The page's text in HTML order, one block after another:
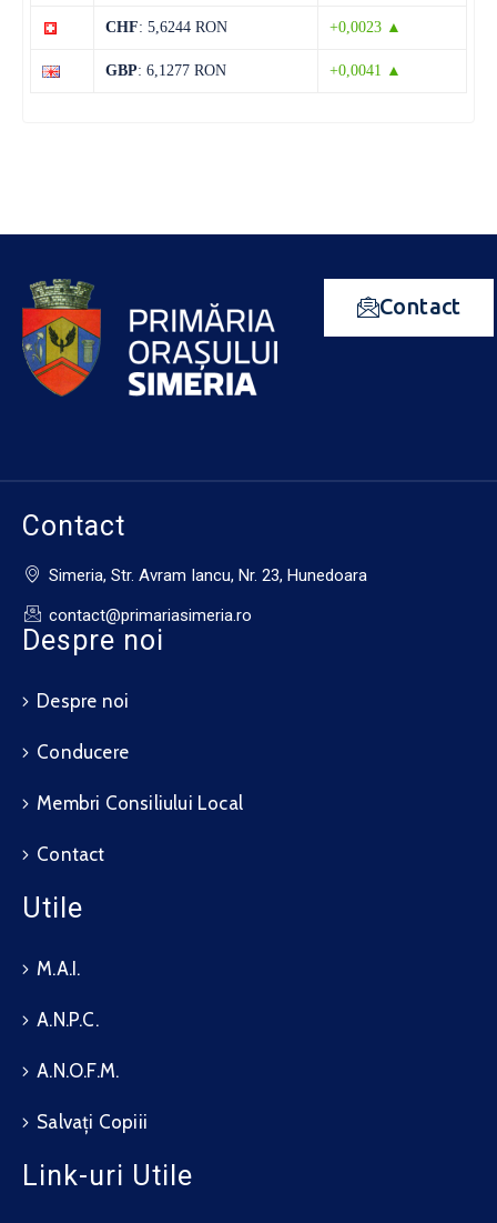
CHF: 5,6244 RON +0,0023 ▲
GBP: 6,1277 RON +0,0041 ▲
Contact
Contact
Simeria, Str. Avram Iancu, Nr. 23, Hunedoara
contact@primariasimeria.ro
Despre noi
Despre noi
Conducere
Membri Consiliului Local
Contact
Utile
M.A.I.
A.N.P.C.
A.N.O.F.M.
Salvați Copiii
Link-uri Utile